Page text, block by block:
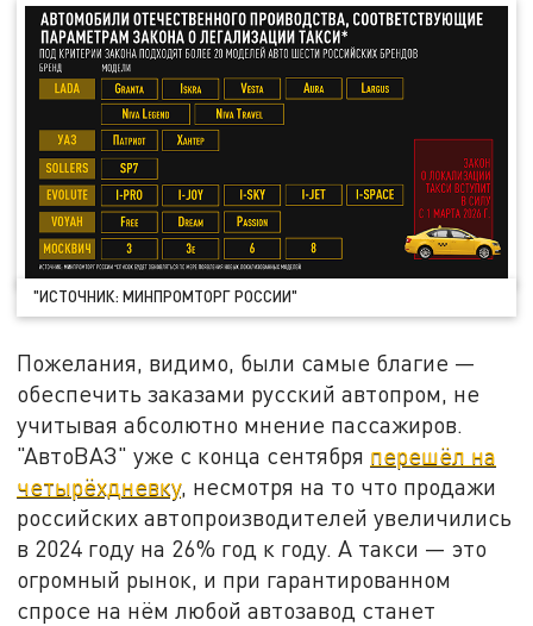
"ИСТОЧНИК: МИНПРОМТОРГ РОССИИ"
Пожелания, видимо, были самые благие —
обеспечить заказами русский автопром, не
учитывая абсолютно мнение пассажиров.
"АвтоВАЗ" уже с конца сентября перешёл на
четырёхдневку, несмотря на то что продажи
российских автопроизводителей увеличились
в 2024 году на 26% год к году. А такси — это
огромный рынок, и при гарантированном
спросе на нём любой автозавод станет